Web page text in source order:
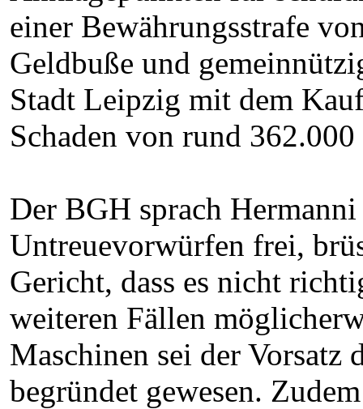
einer Bewährungsstrafe
Geldbuße und
Stadt Leipzig mit dem
Schaden von rund
Der BGH sprach
Untreuevorwürfen frei,
Gericht, dass es nicht
weiteren Fällen
Maschinen sei der Vorsatz
begründet gewesen.